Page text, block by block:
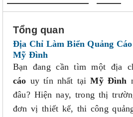
Tổng quan
Địa Chỉ Làm Biển Quảng
Mỹ Đình
Bạn đang cần tìm một địa
cáo uy tín nhất tạiMỹ Đình
đâu? Hiện nay, trong thị
đơn vị thiết kế, thi công